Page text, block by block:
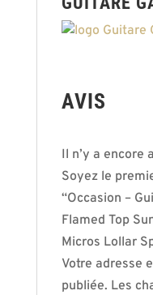
AVIS
Il n’y a encore
Soyez le
“Occasion –
Flamed Top
Micros Lollar
Votre adresse
publiée. Les